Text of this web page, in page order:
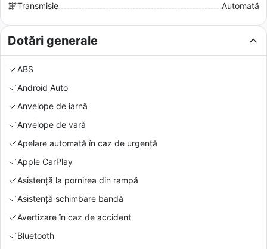
Transmisie
Automată
Dotări generale
ABS
Android Auto
Anvelope de iarnă
Anvelope de vară
Apelare automată în caz de urgență
Apple CarPlay
Asistență la pornirea din rampă
Asistență schimbare bandă
Avertizare în caz de accident
Bluetooth